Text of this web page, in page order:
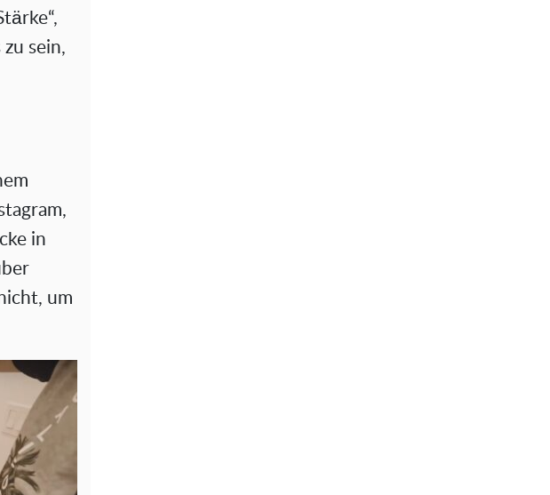
sein,
in
um